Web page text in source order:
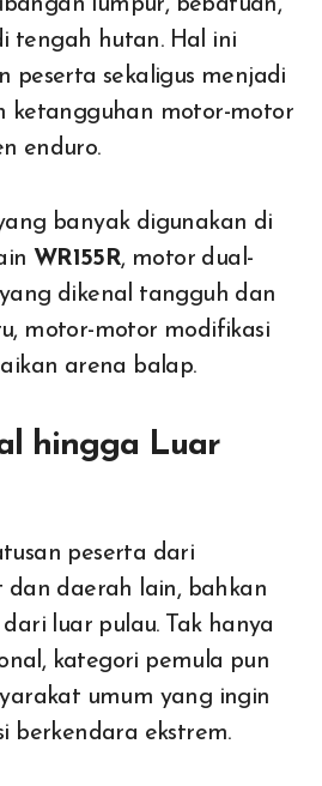
tengah hutan. Hal ini
peserta sekaligus menjadi
ketangguhan motor-motor
enduro.
banyak digunakan di
WR155R, motor dual-
dikenal tangguh dan
motor-motor modifikasi
arena balap.
hingga Luar
peserta dari
dan daerah lain, bahkan
luar pulau. Tak hanya
kategori pemula pun
umum yang ingin
berkendara ekstrem.